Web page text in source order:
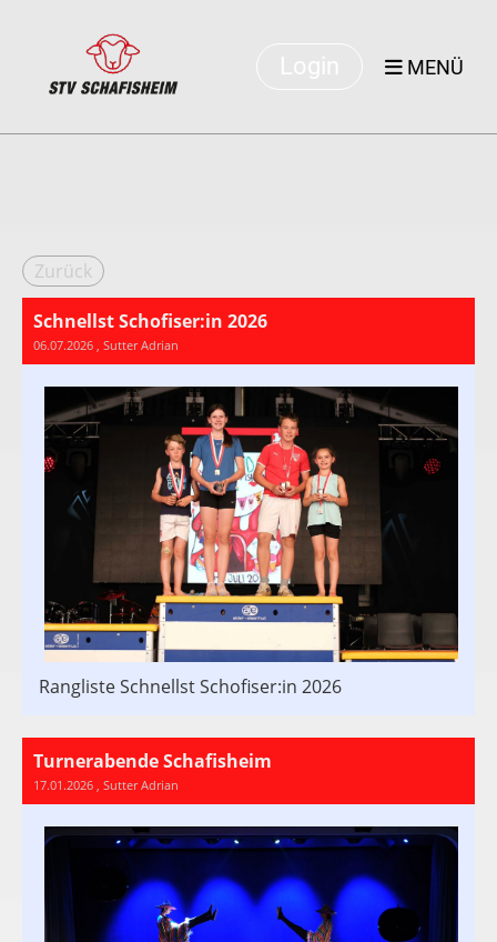
MENÜ
Zurück
Schnellst Schofiser:in 2026
06.07.2026 , Sutter Adrian
Rangliste Schnellst Schofiser:in 2026
Turnerabende Schafisheim
17.01.2026 , Sutter Adrian